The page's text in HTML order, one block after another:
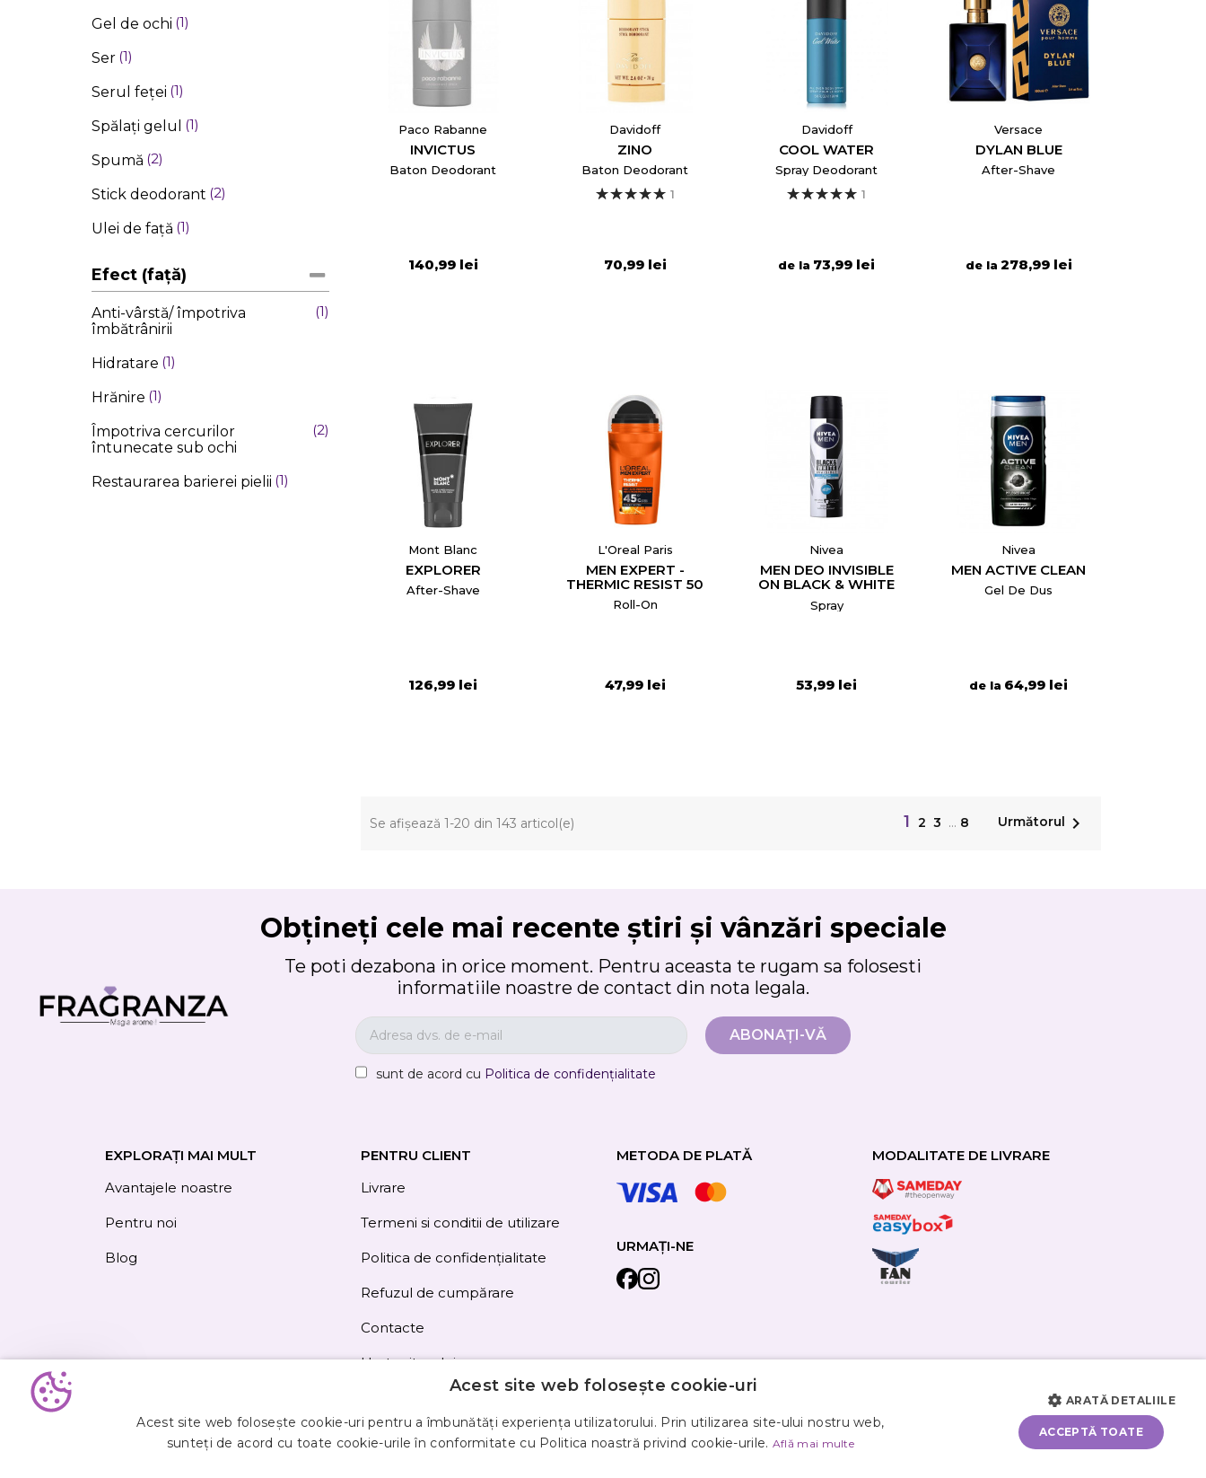
Gel de ochi 1
Ser 1
Serul feței 1
Spălați gelul 1
Spumă 2
Stick deodorant 2
Ulei de față 1
Efect (față)
Anti-vârstă/ împotriva
îmbătrânirii
1
Hidratare 1
Hrănire 1
Împotriva cercurilor
întunecate sub ochi
2
Restaurarea barierei pielii 1
Paco Rabanne
INVICTUS
Baton Deodorant
140,99 lei
Davidoff
ZINO
Baton Deodorant
1
70,99 lei
Davidoff
COOL WATER
Spray Deodorant
1
de la 73,99 lei
Versace
DYLAN BLUE
After-Shave
de la 278,99 lei
Mont Blanc
EXPLORER
After-Shave
126,99 lei
L'Oreal Paris
MEN EXPERT -
THERMIC RESIST 50
Roll-On
47,99 lei
Nivea
MEN DEO INVISIBLE
ON BLACK & WHITE
FRESH
Spray
53,99 lei
Nivea
MEN ACTIVE CLEAN
Gel De Dus
de la 64,99 lei
Se afișează 1-20 din 143 articol(e) 1 2 3 … 8 Următorul 
Obțineți cele mai recente știri și vânzări speciale
Te poti dezabona in orice moment. Pentru aceasta te rugam sa folosesti
informatiile noastre de contact din nota legala.
sunt de acord cu Politica de confidențialitate
EXPLORAȚI MAI MULT
Avantajele noastre
Pentru noi
Blog
PENTRU CLIENT
Livrare
Termeni si conditii de utilizare
Politica de confidențialitate
Refuzul de cumpărare
Contacte
Harta site-ului
METODA DE PLATĂ
URMAȚI-NE
MODALITATE DE LIVRARE
Acest site web folosește cookie-uri
Acest site web folosește cookie-uri pentru a îmbunătăți experiența utilizatorului. Prin utilizarea site-ului nostru web,
sunteți de acord cu toate cookie-urile în conformitate cu Politica noastră privind cookie-urile. Află mai multe
ACCEPTĂ TOATE
ARATĂ DETALIILE
Obțineți
5%